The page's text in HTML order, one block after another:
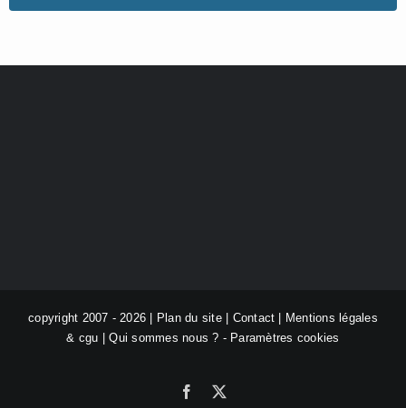
copyright 2007 - 2026 | Plan du site| Contact
Mentions légales
& cgu |Qui sommes nous ? - Paramètres cookies
Facebook